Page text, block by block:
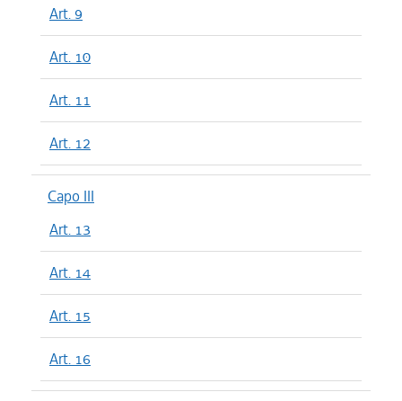
Art. 9
Art. 10
Art. 11
Art. 12
Capo III
Art. 13
Art. 14
Art. 15
Art. 16